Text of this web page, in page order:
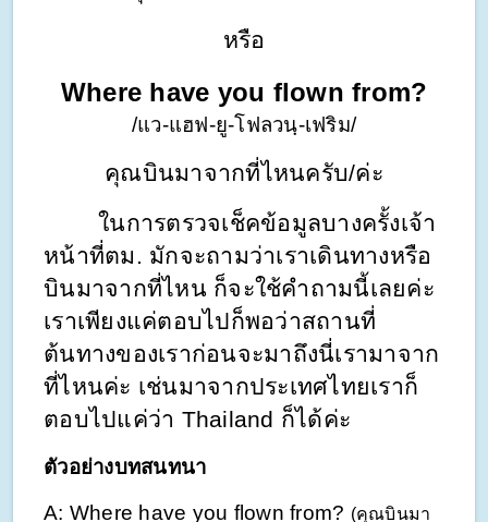
หรือ
Where have you flown from?
/แว-แฮฟ-ยู-โฟลวนฺ-เฟริม/
คุณบินมาจากที่ไหนครับ/ค่ะ
ในการตรวจเช็คข้อมูลบางครั้งเจ้า
หน้าที่ตม. มักจะถามว่าเราเดินทางหรือ
บินมาจากที่ไหน ก็จะใช้คำถามนี้เลยค่ะ
เราเพียงแค่ตอบไปก็พอว่าสถานที่
ต้นทางของเราก่อนจะมาถึงนี่เรามาจาก
ที่ไหนค่ะ เช่นมาจากประเทศไทยเราก็
ตอบไปแค่ว่า Thailand ก็ได้ค่ะ
ตัวอย่างบทสนทนา
A: Where have you flown from? (คุณบินมา